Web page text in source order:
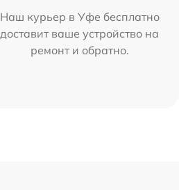
Наш курьер в Уфе бесплатно
доставит ваше устройство на
ремонт и обратно.